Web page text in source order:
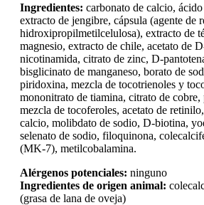
Ingredientes: carbonato de calcio,
extracto de jengibre, cápsula (agente de
hidroxipropilmetilcelulosa), extracto de
magnesio, extracto de chile, acetato de
nicotinamida, citrato de zinc, D-
bisglicinato de manganeso, borato de
piridoxina, mezcla de tocotrienoles y
mononitrato de tiamina, citrato de
mezcla de tocoferoles, acetato de
calcio, molibdato de sodio, D-biotina,
selenato de sodio, filoquinona,
(MK-7), metilcobalamina.
Alérgenos potenciales: ninguno
Ingredientes de origen animal:
(grasa de lana de oveja)